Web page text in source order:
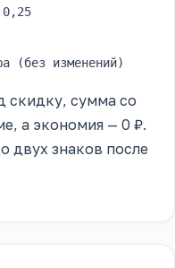
0,25
(без изменений)
скидку, сумма со
а экономия — 0 ₽.
двух знаков после